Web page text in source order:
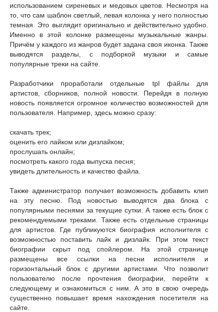
использованием сиреневых и медовых цветов. Несмотря на
то, что сам шаблон светлый, левая колонка у него полностью
темная. Это выглядит оригинально и действительно удобно.
Именно в этой колонке размещены музыкальные жанры.
Причём у каждого из жанров будет задана своя иконка. Также
выводятся разделы, с подборкой музыки и самые
популярные треки на сайте.
Разработчики проработали отдельные tpl файлы для
артистов, сборников, полной новости. Перейдя в полную
новость появляется огромное количество возможностей для
пользователя. Например, здесь можно сразу:
скачать трек;
оценить его лайком или дизлайком;
прослушать онлайн;
посмотреть какого года выпуска песня;
увидеть длительность и качество файла.
Также администратор получает возможность добавить клип
на эту песню. Под новостью выводятся два блока с
популярными песнями за текущие сутки. А также есть блок с
рекомендуемыми треками. Также есть отдельные страницы
для артистов. Где публикуются биография исполнителя с
возможностью поставить лайк и дизлайк. При этом текст
биографии скрыт под спойлером. На этой странице
размещены все ссылки на песни исполнителя и
горизонтальный блок с другими артистами. Что позволит
пользователю после прочтения биографии, перейти к
следующему и ознакомиться с ним. А это в свою очередь
существенно повышает время нахождения посетителя на
сайте.